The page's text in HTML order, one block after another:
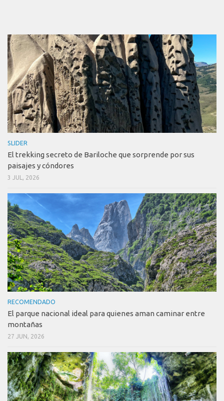
SLIDER
El trekking secreto de Bariloche que sorprende por sus
paisajes y cóndores
3 JUL, 2026
RECOMENDADO
El parque nacional ideal para quienes aman caminar entre
montañas
27 JUN, 2026